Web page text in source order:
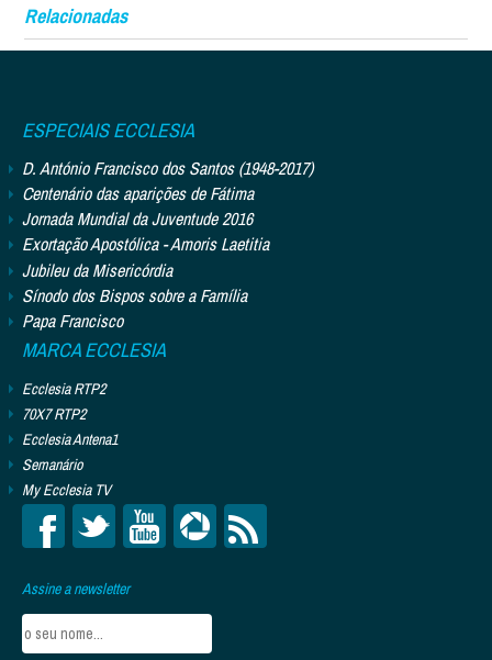
Relacionadas
ESPECIAIS ECCLESIA
D. António Francisco dos Santos (1948-2017)
Centenário das aparições de Fátima
Jornada Mundial da Juventude 2016
Exortação Apostólica - Amoris Laetitia
Jubileu da Misericórdia
Sínodo dos Bispos sobre a Família
Papa Francisco
MARCA ECCLESIA
Ecclesia RTP2
70X7 RTP2
Ecclesia Antena1
Semanário
My Ecclesia TV
Assine a newsletter